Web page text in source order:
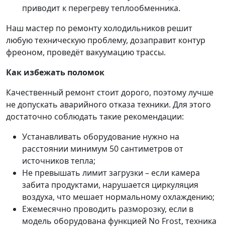
приводит к перегреву теплообменника.
Наш мастер по ремонту холодильников решит
любую техническую проблему, дозаправит контур
фреоном, проведёт вакуумацию трассы.
Как избежать поломок
Качественный ремонт стоит дорого, поэтому лучше
не допускать аварийного отказа техники. Для этого
достаточно соблюдать такие рекомендации:
Устанавливать оборудование нужно на
расстоянии минимум 50 сантиметров от
источников тепла;
Не превышать лимит загрузки – если камера
забита продуктами, нарушается циркуляция
воздуха, что мешает нормальному охлаждению;
Ежемесячно проводить разморозку, если в
модель оборудована функцией No Frost, техника